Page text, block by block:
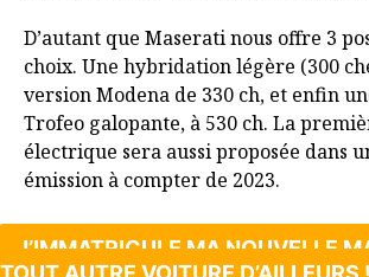
D’autant que Maserati nous offre 3
choix. Une hybridation légère (300
version Modena de 330 ch, et enfin
Trofeo galopante, à 530 ch. La
électrique sera aussi proposée dans
émission à compter de 2023.
J’IMMATRICULE MA NOUVELLE